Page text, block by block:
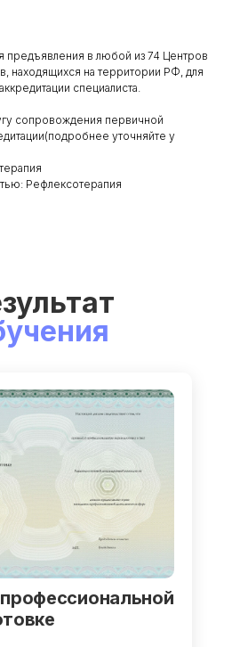
предъявления в любой из 74 Центров
находящихся на территории РФ, для
специалиста.
сопровождения первичной
уточняйте у
Рефлексотерапия